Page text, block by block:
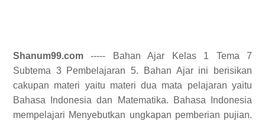
Shanum99.com ----- Bahan Ajar Kelas 1 Tema 7
Subtema 3 Pembelajaran 5. Bahan Ajar ini berisikan
cakupan materi yaitu materi dua mata pelajaran yaitu
Bahasa Indonesia dan Matematika. Bahasa Indonesia
mempelajari Menyebutkan ungkapan pemberian pujian.